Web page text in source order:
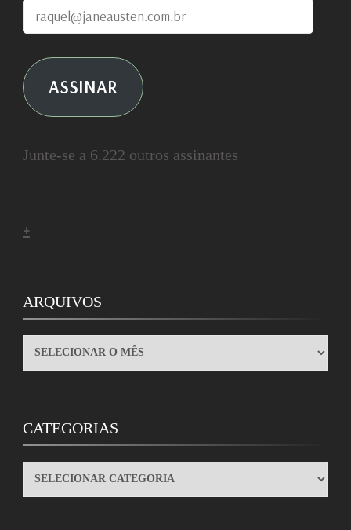
raquel@janeausten.com.br
ASSINAR
Junte-se a 6.222 outros assinantes
+
ARQUIVOS
ARQUIVOS
CATEGORIAS
CATEGORIAS